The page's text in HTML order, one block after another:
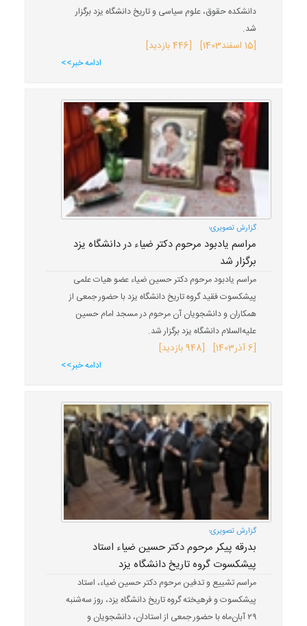
دانشکده حقوق، علوم سیاسی و تاریخ دانشگاه یزد برگزار
شد.
[15 اسفند 1403] [446 بازدید]
ادامه خبر>>
گزارش تصویری؛
مراسم یادبود مرحوم دکتر ضیاء در دانشگاه یزد
برگزار شد
مراسم یادبود مرحوم دکتر حسین ضیاء عضو هیات علمی
پیشکسوت فقید گروه تاریخ دانشگاه یزد با حضور جمعی از
همکاران و دانشجویان آن مرحوم در مسجد امام حسین
علیه‌السلام دانشگاه یزد برگزار شد.
[6 آذر 1403] [948 بازدید]
ادامه خبر>>
گزارش تصویری؛
بدرقه پیکر مرحوم دکتر حسین ضیاء استاد
پیشکسوت گروه تاریخ دانشگاه یزد
مراسم تشییع و تدفین مرحوم دکتر حسین ضیاء، استاد
پیشکسوت و فرهیخته گروه تاریخ دانشگاه یزد، روز سه‌شنبه
۲۹ آبان‌ماه با حضور جمعی از استادان، دانشجویان و